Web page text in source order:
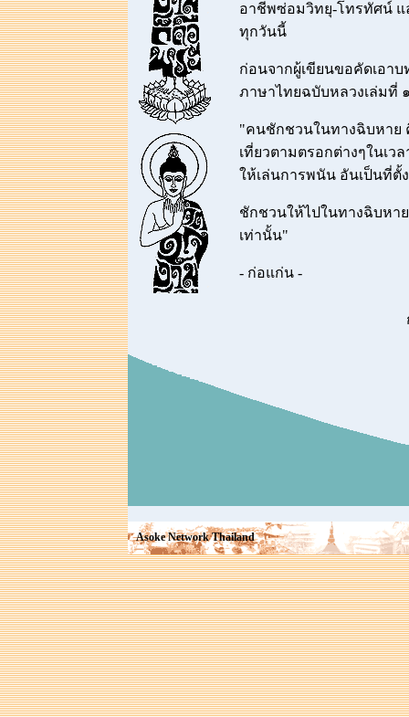
อาชีพซ่อมวิทยุ-โทรทัศน์ แ
ทุกวันนี้
ก่อนจากผู้เขียนขอคัดเอา
ภาษาไทยฉบับหลวงเล่มที่
"คนชักชวนในทางฉิบหาย
เที่ยวตามตรอกต่างๆในเ
ให้เล่นการพนัน อันเป็นที่ตั้
ชักชวนให้ไปในทางฉิบหา
เท่านั้น"
- ก่อแก่น -
Asoke Network Thailand